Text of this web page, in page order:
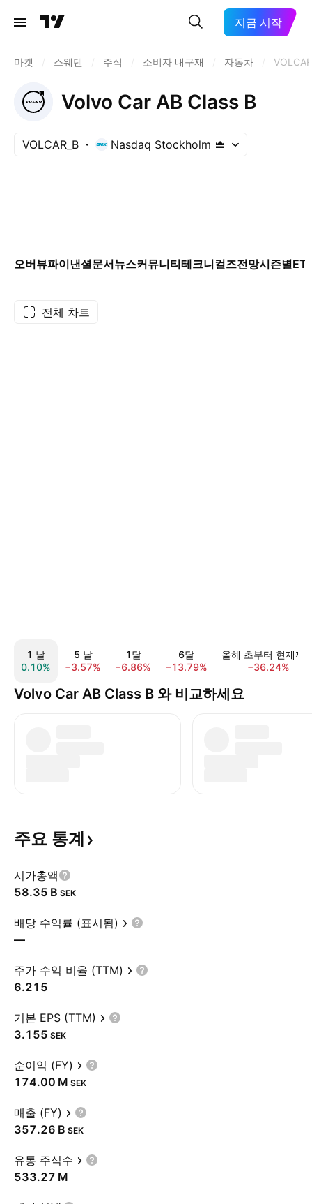
지금 시작
마켓 스웨덴 주식 소비자 내구재 자동차
Volvo Car AB Class B
VOLCAR_B Nasdaq Stockholm
오버뷰파이낸셜문서뉴스커뮤니티테크니컬즈전망시즌별
전체 차트
1 날
0.10%
5 날
−3.57%
1달
−6.86%
6달
−13.79%
올해 초부터 현재까
−36.24%
Volvo Car AB Class B 와 비교하세요
주요 통계
시가총액
‪58.35 B‬ SEK
배당 수익률 (표시됨)
—
주가 수익 비율 (TTM)
6.215
기본 EPS (TTM)
3.155 SEK
순이익 (FY)
‪174.00 M‬ SEK
매출 (FY)
‪357.26 B‬ SEK
유통 주식수
‪533.27 M‬